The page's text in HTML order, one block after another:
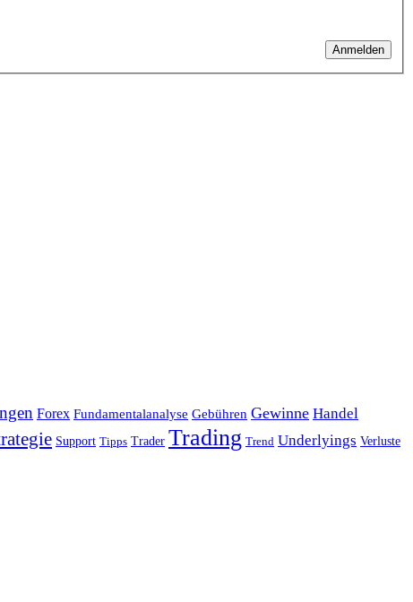
Anmelden
Forex Fundamentalanalyse Gebühren Gewinne Handel
Support Tipps Trader Trading Trend Underlyings Verluste